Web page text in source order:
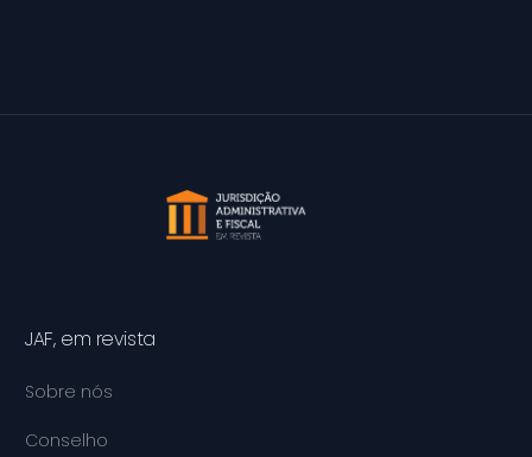
JAF, em revista
Sobre nós
Conselho